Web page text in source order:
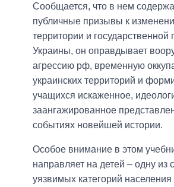
Сообщается, что в нем
публичные призывы к
территории и государственной
Украины, он оправдывает
агрессию рф, временную
украинских территорий и
учащихся искаженное,
заангажированное
событиях новейшей истории.
Особое внимание в этом
направляет на детей – одну из
уязвимых категорий населения